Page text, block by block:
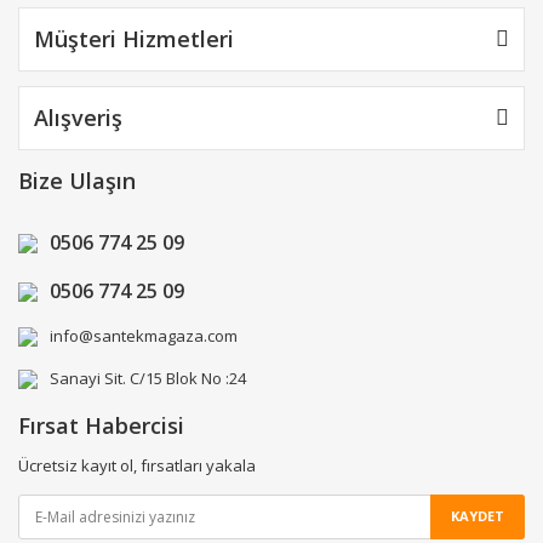
Müşteri Hizmetleri
Alışveriş
Bize Ulaşın
0506 774 25 09
0506 774 25 09
info@santekmagaza.com
Sanayi Sit. C/15 Blok No :24
Fırsat Habercisi
Ücretsiz kayıt ol, fırsatları yakala
KAYDET